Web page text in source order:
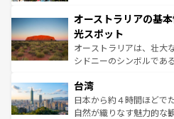
部のニューオーリンズで
文化が魅力。旅行者はア
しみながら、その多様性
るだろう。車でのロード
情報は
ワイ島は見逃せない。ま
島だが、静かな自然を求
おすすめ。エメラルドグ
文化や歴史が息づいてい
人々、おいしいローカル
ク、伝統的なフラダンス
っている。訪れるたびに
オーストラリアの基
光スポット
オーストラリアは、壮大
シドニーのシンボルであ
リアリーフや大陸中央部
ク）、タスマニアの美し
ど、見どころがたくさん
台湾
日本から約４時間ほどで
自然が織りなす魅力的な